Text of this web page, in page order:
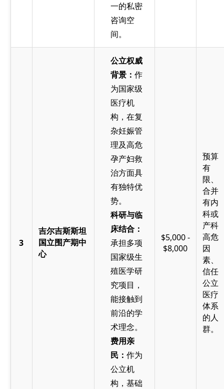
一的私密
咨询空
间。
3
吉尔吉斯斯坦
国立围产期中
心
公立权威
背景： 作
为国家级
医疗机
构，在复
杂妊娠管
理及高危
孕产妇救
治方面具
有独特优
势。
科研与临
床结合：
承担多项
国家级生
殖医学研
究项目，
能接触到
前沿的学
术理念。
费用亲
民： 作为
公立机
构，基础
$5,000 -
$8,000
预算
有
限、
合并
有内
科或
产科
高危
因
素、
信任
公立
医疗
体系
的人
群。